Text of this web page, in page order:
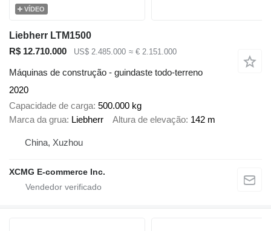
VÍDEO
Liebherr LTM1500
R$ 12.710.000
US$ 2.485.000 ≈ € 2.151.000
Máquinas de construção - guindaste todo-terreno
2020
Capacidade de carga 500.000 kg
Marca da grua Liebherr Altura de elevação 142 m
China, Xuzhou
XCMG E-commerce Inc.